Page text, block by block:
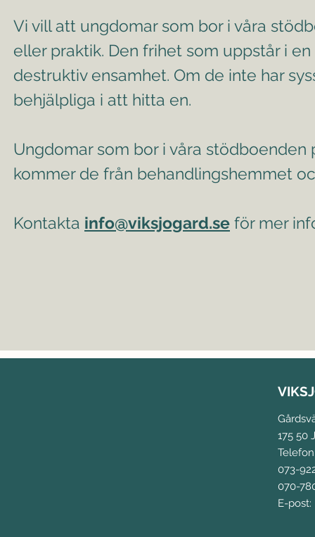
Vi vill att ungdomar som bor i våra
eller praktik. Den frihet som uppstår i
destruktiv ensamhet. Om de inte har
behjälpliga i att hitta en.
Ungdomar som bor i våra
kommer de från behandlingshemmet
Kontakta info@viksjogard.se för mer
175 50
073-
070-
E-post: